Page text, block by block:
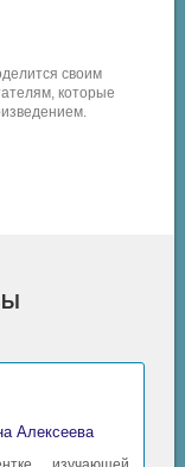
своим
которые
Алексеева